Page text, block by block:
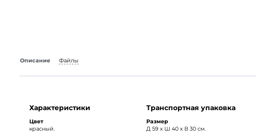
Описание Файлы
Характеристики
Цвет
красный.
Транспортная упаковка
Размер
Д 59 x Ш 40 x В 30 см.